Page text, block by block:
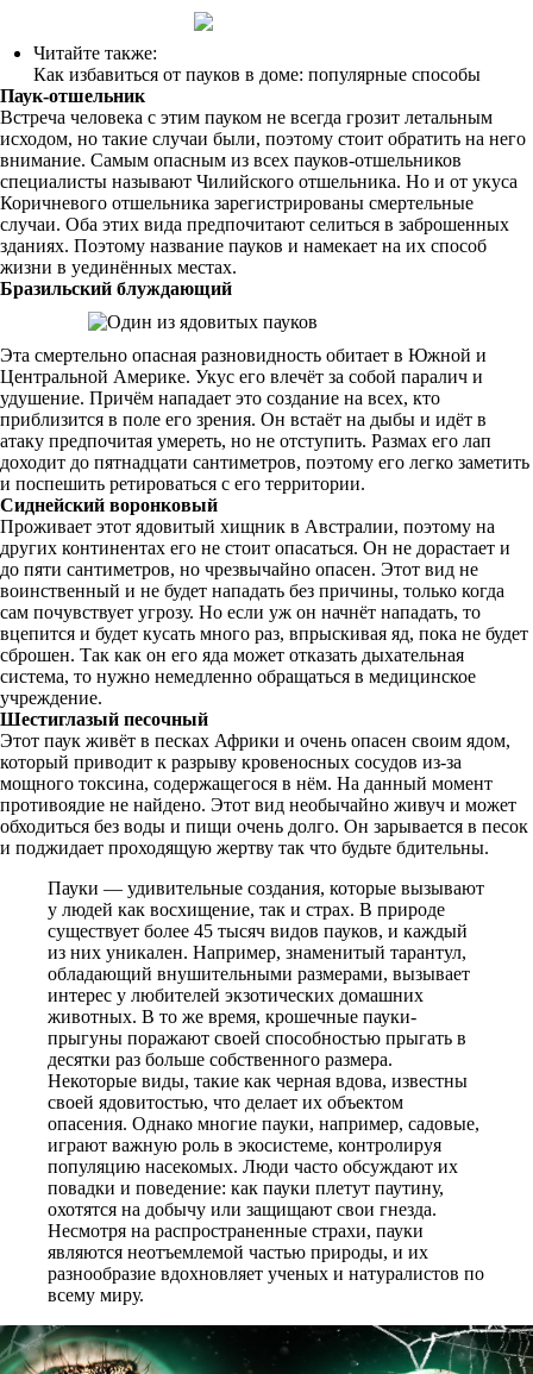
Читайте также:
Как избавиться от пауков в доме: популярные способы
Паук-отшельник
Встреча человека с этим пауком не всегда грозит летальным
исходом, но такие случаи были, поэтому стоит обратить на него
внимание. Самым опасным из всех пауков-отшельников
специалисты называют Чилийского отшельника. Но и от укуса
Коричневого отшельника зарегистрированы смертельные
случаи. Оба этих вида предпочитают селиться в заброшенных
зданиях. Поэтому название пауков и намекает на их способ
жизни в уединённых местах.
Бразильский блуждающий
Эта смертельно опасная разновидность обитает в Южной и
Центральной Америке. Укус его влечёт за собой паралич и
удушение. Причём нападает это создание на всех, кто
приблизится в поле его зрения. Он встаёт на дыбы и идёт в
атаку предпочитая умереть, но не отступить. Размах его лап
доходит до пятнадцати сантиметров, поэтому его легко заметить
и поспешить ретироваться с его территории.
Сиднейский воронковый
Проживает этот ядовитый хищник в Австралии, поэтому на
других континентах его не стоит опасаться. Он не дорастает и
до пяти сантиметров, но чрезвычайно опасен. Этот вид не
воинственный и не будет нападать без причины, только когда
сам почувствует угрозу. Но если уж он начнёт нападать, то
вцепится и будет кусать много раз, впрыскивая яд, пока не будет
сброшен. Так как он его яда может отказать дыхательная
система, то нужно немедленно обращаться в медицинское
учреждение.
Шестиглазый песочный
Этот паук живёт в песках Африки и очень опасен своим ядом,
который приводит к разрыву кровеносных сосудов из-за
мощного токсина, содержащегося в нём. На данный момент
противоядие не найдено. Этот вид необычайно живуч и может
обходиться без воды и пищи очень долго. Он зарывается в песок
и поджидает проходящую жертву так что будьте бдительны.
Пауки — удивительные создания, которые вызывают
у людей как восхищение, так и страх. В природе
существует более 45 тысяч видов пауков, и каждый
из них уникален. Например, знаменитый тарантул,
обладающий внушительными размерами, вызывает
интерес у любителей экзотических домашних
животных. В то же время, крошечные пауки-
прыгуны поражают своей способностью прыгать в
десятки раз больше собственного размера.
Некоторые виды, такие как черная вдова, известны
своей ядовитостью, что делает их объектом
опасения. Однако многие пауки, например, садовые,
играют важную роль в экосистеме, контролируя
популяцию насекомых. Люди часто обсуждают их
повадки и поведение: как пауки плетут паутину,
охотятся на добычу или защищают свои гнезда.
Несмотря на распространенные страхи, пауки
являются неотъемлемой частью природы, и их
разнообразие вдохновляет ученых и натуралистов по
всему миру.